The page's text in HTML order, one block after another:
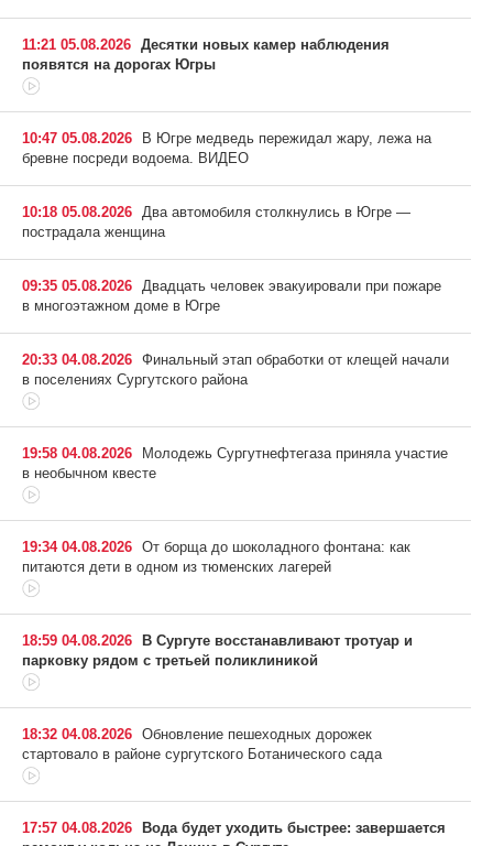
11:21 05.08.2026 Десятки новых камер наблюдения
появятся на дорогах Югры
10:47 05.08.2026
В Югре медведь пережидал жару, лежа на
бревне посреди водоема. ВИДЕО
10:18 05.08.2026
Два автомобиля столкнулись в Югре —
пострадала женщина
09:35 05.08.2026
Двадцать человек эвакуировали при пожаре
в многоэтажном доме в Югре
20:33 04.08.2026 Финальный этап обработки от клещей начали
в поселениях Сургутского района
19:58 04.08.2026
Молодежь Сургутнефтегаза приняла участие
в необычном квесте
19:34 04.08.2026 От борща до шоколадного фонтана: как
питаются дети в одном из тюменских лагерей
18:59 04.08.2026 В Сургуте восстанавливают тротуар и
парковку рядом с третьей поликлиникой
18:32 04.08.2026 Обновление пешеходных дорожек
стартовало в районе сургутского Ботанического сада
17:57 04.08.2026 Вода будет уходить быстрее: завершается